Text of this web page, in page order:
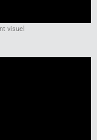
visuel